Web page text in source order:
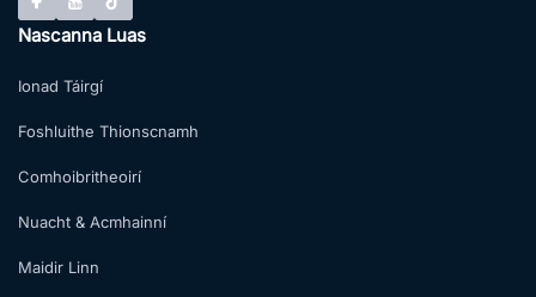
Nascanna Luas
Ionad Táirgí
Foshluithe Thionscnamh
Comhoibritheoirí
Nuacht & Acmhainní
Maidir Linn